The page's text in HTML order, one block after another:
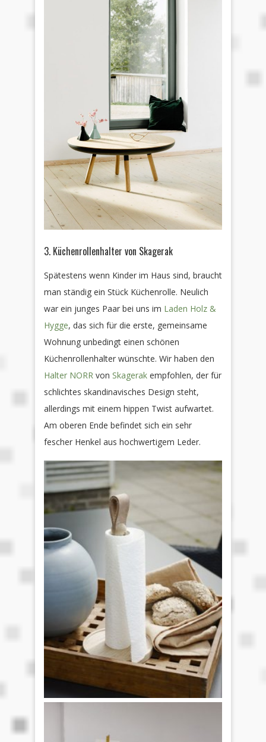
3. Küchenrollenhalter von Skagerak
Spätestens wenn Kinder im Haus sind, braucht
man ständig ein Stück Küchenrolle. Neulich
war ein junges Paar bei uns im Laden Holz &
Hygge, das sich für die erste, gemeinsame
Wohnung unbedingt einen schönen
Küchenrollenhalter wünschte. Wir haben den
Halter NORR von Skagerak empfohlen, der für
schlichtes skandinavisches Design steht,
allerdings mit einem hippen Twist aufwartet.
Am oberen Ende befindet sich ein sehr
fescher Henkel aus hochwertigem Leder.